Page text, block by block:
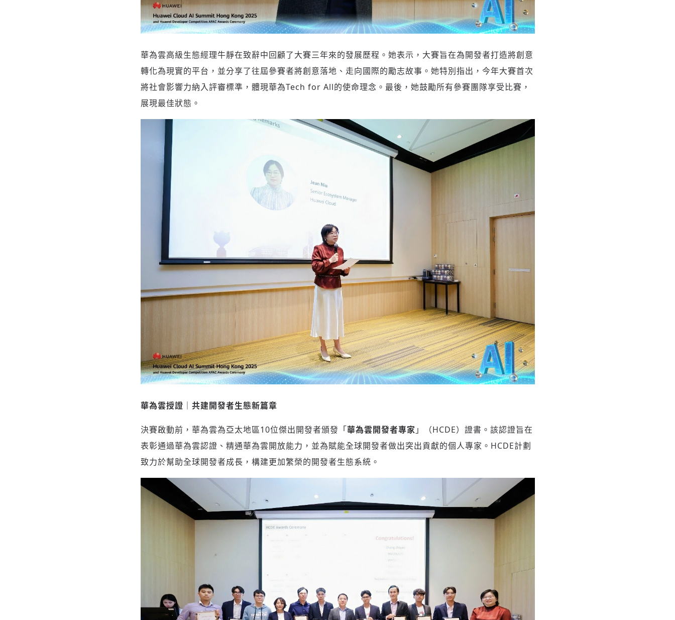
登入或註冊
歡迎您加入《旭時報》
掌握國際政經脈動
參與下一波全球科技革命
輸入 Email 驗證碼
請輸入發送到的驗證碼
(十分鐘內有效)
驗證
華為雲高級生態經理牛靜在致辭中回顧了大賽三年來的發展歷程。她表示，大賽旨在為開發者打造將創意
轉化為現實的平台，並分享了往屆參賽者將創意落地、走向國際的勵志故事。她特別指出，今年大賽首次
將社會影響力納入評審標準，體現華為Tech for All的使命理念。最後，她鼓勵所有參賽團隊享受比賽，
展現最佳狀態。
華為雲授證｜共建開發者生態新篇章
決賽啟動前，華為雲為亞太地區10位傑出開發者頒發「華為雲開發者專家 」（HCDE）證書。該認證旨在
表彰通過華為雲認證、精通華為雲開放能力，並為賦能全球開發者做出突出貢獻的個人專家。HCDE計劃
致力於幫助全球開發者成長，構建更加繁榮的開發者生態系統。